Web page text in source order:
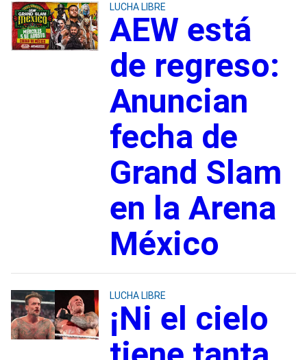
LUCHA LIBRE
AEW está
de regreso:
Anuncian
fecha de
Grand Slam
en la Arena
México
LUCHA LIBRE
¡Ni el cielo